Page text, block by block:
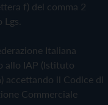
f) del comma 2
Lgs.
Italiana
allo IAP (Istituto
accettando il Codice di
Commerciale